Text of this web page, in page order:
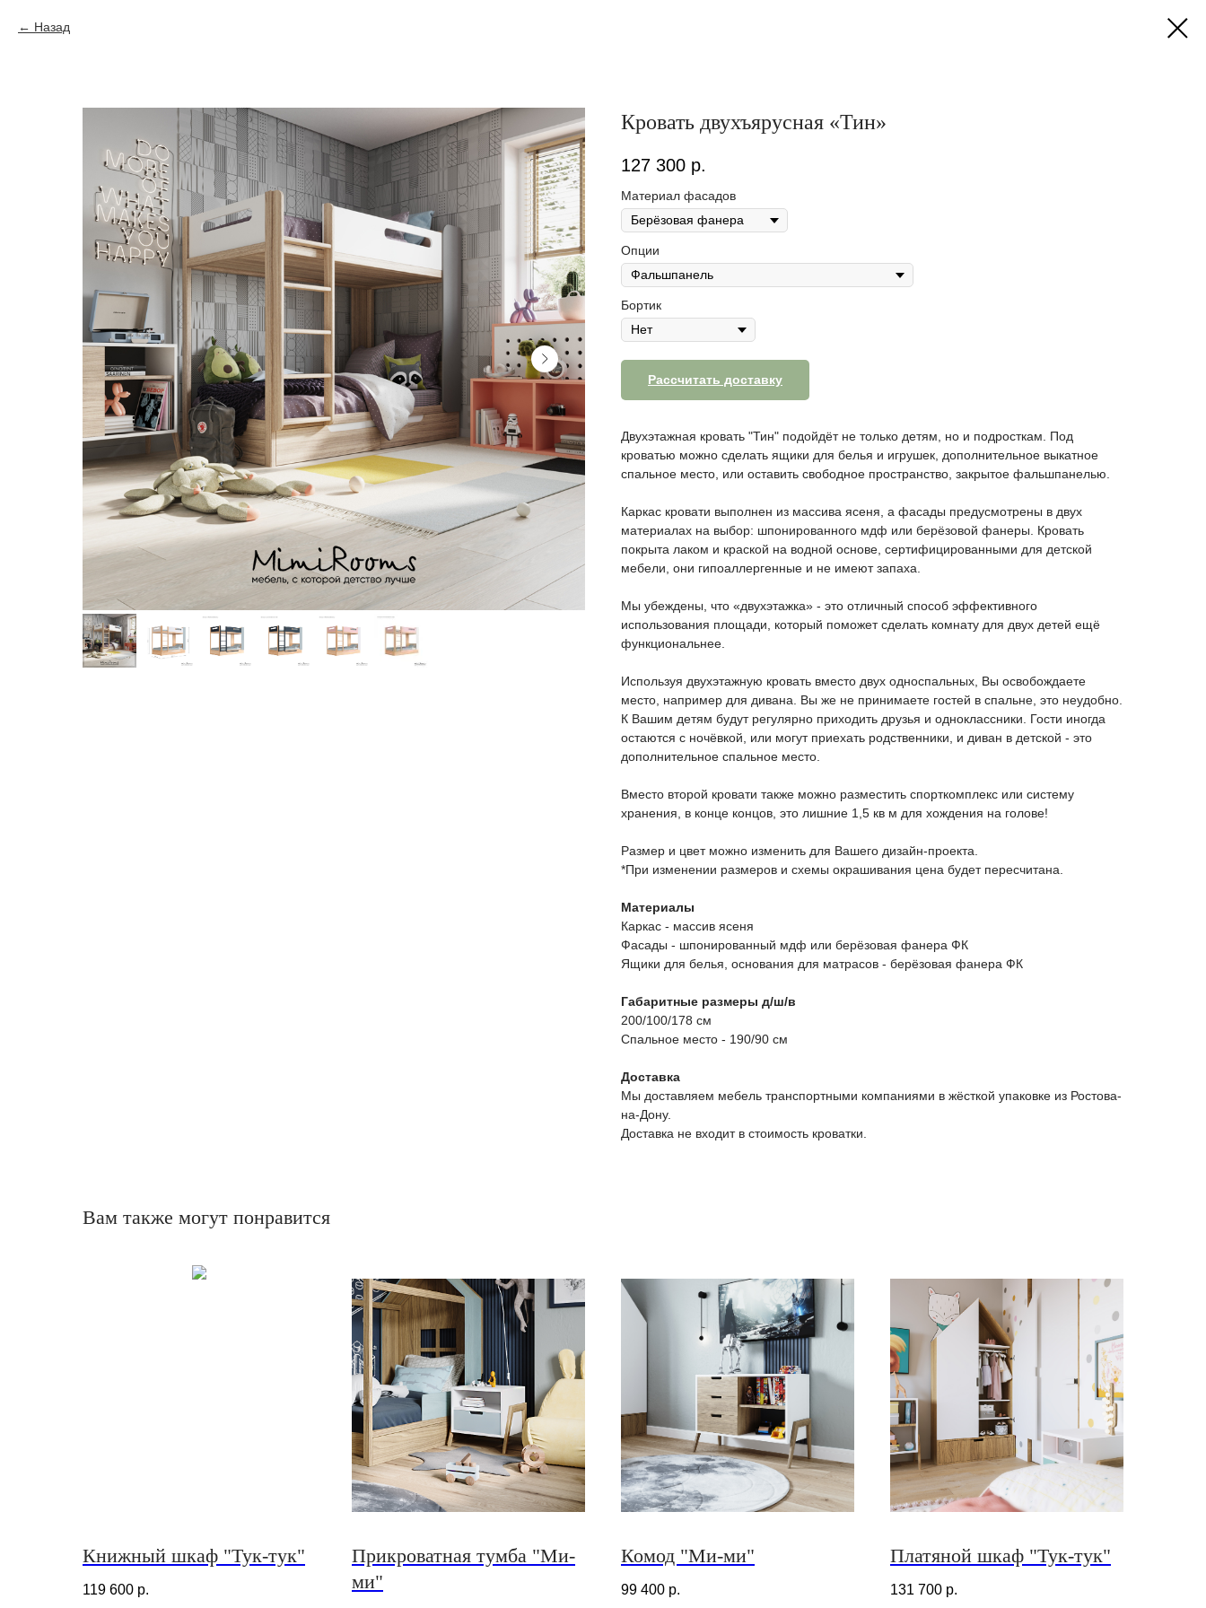
Назад
Кровать двухъярусная «Тин»
127 300 р.
Материал фасадов
Опции
Бортик
Рассчитать доставку
Двухэтажная кровать "Тин" подойдёт не только детям, но и подросткам. Под
кроватью можно сделать ящики для белья и игрушек, дополнительное выкатное
спальное место, или оставить свободное пространство, закрытое фальшпанелью.
Каркас кровати выполнен из массива ясеня, а фасады предусмотрены в двух
материалах на выбор: шпонированного мдф или берёзовой фанеры. Кровать
покрыта лаком и краской на водной основе, сертифицированными для детской
мебели, они гипоаллергенные и не имеют запаха.
Мы убеждены, что «двухэтажка» - это отличный способ эффективного
использования площади, который поможет сделать комнату для двух детей ещё
функциональнее.
Используя двухэтажную кровать вместо двух односпальных, Вы освобождаете
место, например для дивана. Вы же не принимаете гостей в спальне, это неудобно.
К Вашим детям будут регулярно приходить друзья и одноклассники. Гости иногда
остаются с ночёвкой, или могут приехать родственники, и диван в детской - это
дополнительное спальное место.
Вместо второй кровати также можно разместить спорткомплекс или систему
хранения, в конце концов, это лишние 1,5 кв м для хождения на голове!
Размер и цвет можно изменить для Вашего дизайн-проекта.
*При изменении размеров и схемы окрашивания цена будет пересчитана.
Материалы
Каркас - массив ясеня
Фасады - шпонированный мдф или берёзовая фанера ФК
Ящики для белья, основания для матрасов - берёзовая фанера ФК
Габаритные размеры д/ш/в
200/100/178 см
Спальное место - 190/90 см
Доставка
Мы доставляем мебель транспортными компаниями в жёсткой упаковке из Ростова-
на-Дону.
Доставка не входит в стоимость кроватки.
Вам также могут понравится
Книжный шкаф "Тук-тук"
119 600 р.
Прикроватная тумба "Ми-
ми"
Комод "Ми-ми"
99 400 р.
Платяной шкаф "Тук-тук"
131 700 р.